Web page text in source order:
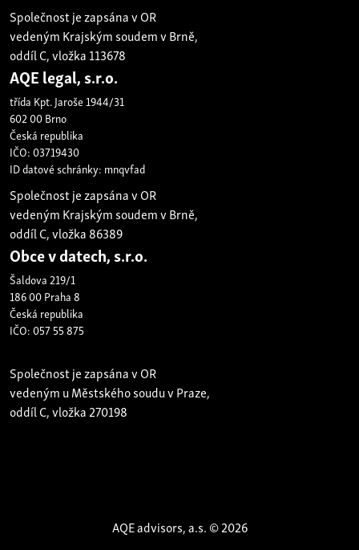
Společnost je zapsána v OR
vedeným Krajským soudem v Brně,
oddíl C, vložka 113678
AQE legal, s.r.o.
třída Kpt. Jaroše 1944/31
602 00 Brno
Česká republika
IČO: 03719430
ID datové schránky: mnqvfad
Společnost je zapsána v OR
vedeným Krajským soudem v Brně,
oddíl C, vložka 86389
Obce v datech, s.r.o.
Šaldova 219/1
186 00 Praha 8
Česká republika
IČO: 057 55 875
Společnost je zapsána v OR
vedeným u Městského soudu v Praze,
oddíl C, vložka 270198
AQE advisors, a.s. © 2026